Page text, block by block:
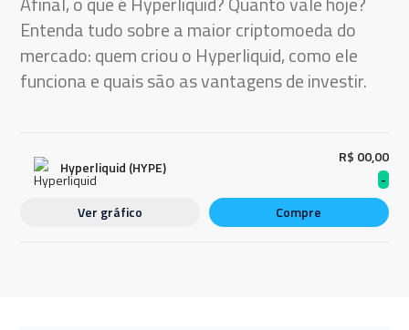
Entenda tudo sobre a maior criptomoeda do
mercado: quem criou o Hyperliquid, como ele
funciona e quais são as vantagens de investir.
Hyperliquid (HYPE)
R$ 00,00
-
Ver gráfico
Compre